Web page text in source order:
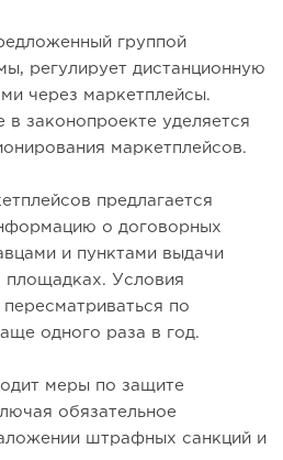
группой
регулирует дистанционную
через маркетплейсы.
законопроекте уделяется
маркетплейсов.
предлагается
о договорных
и пунктами выдачи
площадках. Условия
по
одного раза в год.
меры по защите
обязательное
штрафных санкций и